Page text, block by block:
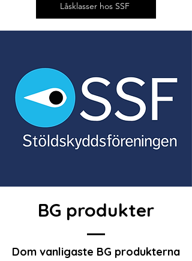
Låsklasser hos SSF
BG produkter
Dom vanligaste BG produkterna